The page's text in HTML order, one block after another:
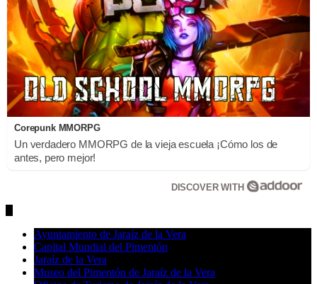
Corepunk MMORPG
Un verdadero MMORPG de la vieja escuela ¡Cómo los de
antes, pero mejor!
DISCOVER WITH
Ayuntamiento de Jaraíz de la Vera
Capital Mundial del Pimentón
Jaraíz de la Vera
Museo del Pimentón de Jaraíz de la Vera